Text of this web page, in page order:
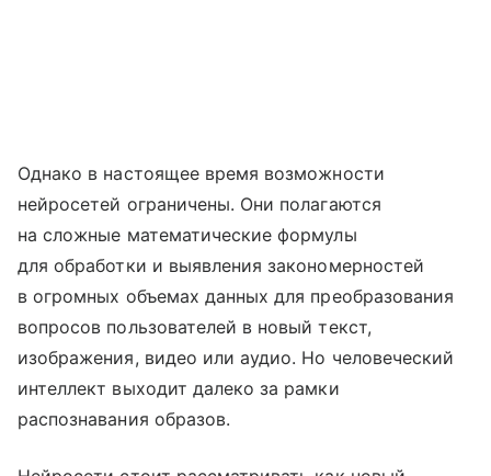
Однако в настоящее время возможности
нейросетей ограничены. Они полагаются
на сложные математические формулы
для обработки и выявления закономерностей
в огромных объемах данных для преобразования
вопросов пользователей в новый текст,
изображения, видео или аудио. Но человеческий
интеллект выходит далеко за рамки
распознавания образов.